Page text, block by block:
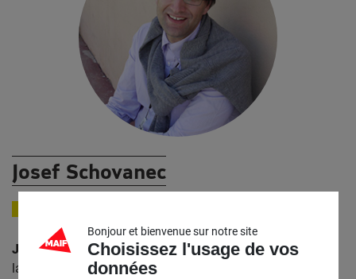
Josef Schovanec
Josef Schovanecest philosophe, écrivain et militant pour
la dignité des personnes avec autisme.
Bonjour et bienvenue sur notre site
Choisissez l'usage de vos
données